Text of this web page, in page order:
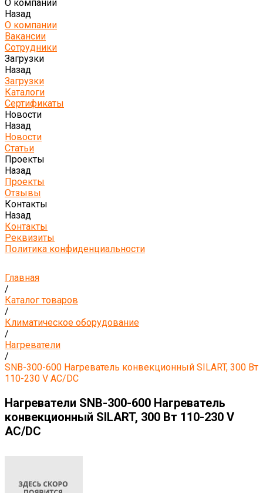
О компании
Назад
О компании
Вакансии
Сотрудники
Загрузки
Назад
Загрузки
Каталоги
Сертификаты
Новости
Назад
Новости
Статьи
Проекты
Назад
Проекты
Отзывы
Контакты
Назад
Контакты
Реквизиты
Политика конфиденциальности
Главная
/
Каталог товаров
/
Климатическое оборудование
/
Нагреватели
/
SNB-300-600 Нагреватель конвекционный SILART, 300 Вт
110-230 V AC/DC
Нагреватели SNB-300-600 Нагреватель
конвекционный SILART, 300 Вт 110-230 V
AC/DC